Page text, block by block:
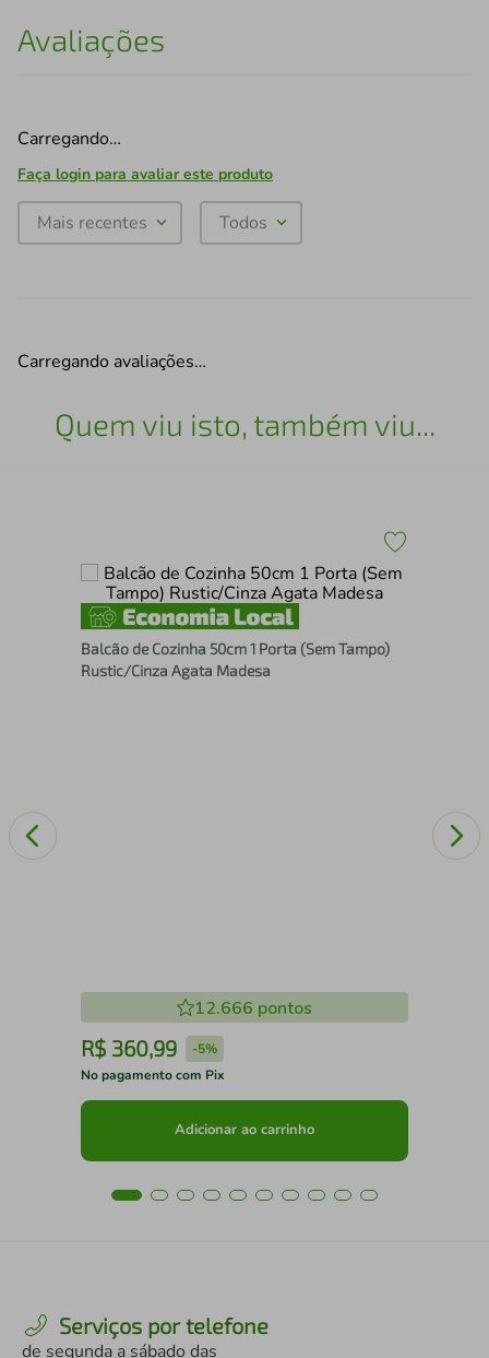
Avaliações
Carregando…
Faça login para avaliar este produto
Mais recentes Todos
Carregando avaliações…
Quem viu isto, também viu...
Balcão de Cozinha 50cm 1 Porta (Sem Tampo)
Rustic/Cinza Agata Madesa
12.666 pontos
R$ 360,99 -5%
No pagamento com Pix
Adicionar ao carrinho
Serviços por telefone
de segunda a sábado das